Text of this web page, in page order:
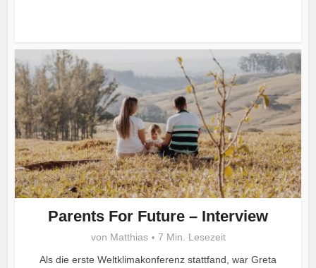
Parents For Future – Interview
von Matthias
7 Min. Lesezeit
Als die erste Weltklimakonferenz stattfand, war Greta